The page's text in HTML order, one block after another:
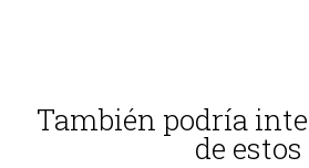
También podría
de estos